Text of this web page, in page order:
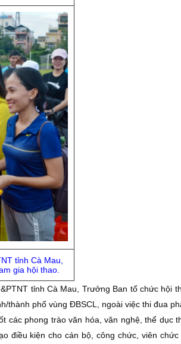
tỉnh Cà Mau,
gia hội thao.
tỉnh Cà Mau, Trưởng Ban tổ chức hội
thành phố vùng ĐBSCL, ngoài việc thi đua
các phong trào văn hóa, văn nghệ, thể dục
điều kiện cho cán bộ, công chức, viên